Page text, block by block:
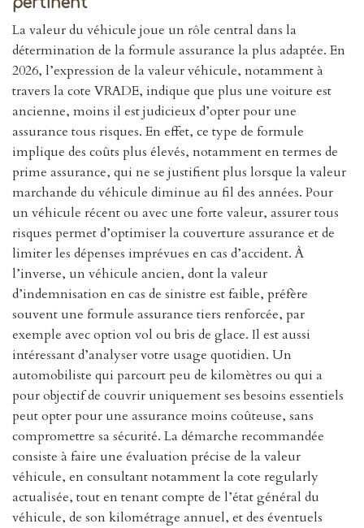
La valeur du véhicule joue un rôle central dans la
détermination de la formule assurance la plus adaptée. En
2026, l’expression de la valeur véhicule, notamment à
travers la cote VRADE, indique que plus une voiture est
ancienne, moins il est judicieux d’opter pour une
assurance tous risques. En effet, ce type de formule
implique des coûts plus élevés, notamment en termes de
prime assurance, qui ne se justifient plus lorsque la valeur
marchande du véhicule diminue au fil des années. Pour
un véhicule récent ou avec une forte valeur, assurer tous
risques permet d’optimiser la couverture assurance et de
limiter les dépenses imprévues en cas d’accident. À
l’inverse, un véhicule ancien, dont la valeur
d’indemnisation en cas de sinistre est faible, préfère
souvent une formule assurance tiers renforcée, par
exemple avec option vol ou bris de glace. Il est aussi
intéressant d’analyser votre usage quotidien. Un
automobiliste qui parcourt peu de kilomètres ou qui a
pour objectif de couvrir uniquement ses besoins essentiels
peut opter pour une assurance moins coûteuse, sans
compromettre sa sécurité. La démarche recommandée
consiste à faire une évaluation précise de la valeur
véhicule, en consultant notamment la cote regularly
actualisée, tout en tenant compte de l’état général du
véhicule, de son kilométrage annuel, et des éventuels